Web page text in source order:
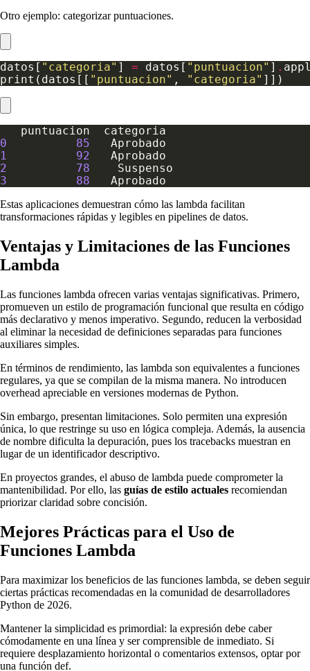
Otro ejemplo: categorizar puntuaciones.
datos[ "categoria" ] = datos[ "puntuacion" ] .
print(datos[[ "puntuacion" , "categoria"
0
85
1
92
2
78
3
88
Estas aplicaciones demuestran cómo las lambda facilitan
transformaciones rápidas y legibles en pipelines de datos.
Ventajas y Limitaciones de las Funciones
Lambda
Las funciones lambda ofrecen varias ventajas significativas. Primero,
promueven un estilo de programación funcional que resulta en código
más declarativo y menos imperativo. Segundo, reducen la verbosidad
al eliminar la necesidad de definiciones separadas para funciones
auxiliares simples.
En términos de rendimiento, las lambda son equivalentes a funciones
regulares, ya que se compilan de la misma manera. No introducen
overhead apreciable en versiones modernas de Python.
Sin embargo, presentan limitaciones. Solo permiten una expresión
única, lo que restringe su uso en lógica compleja. Además, la ausencia
de nombre dificulta la depuración, pues los tracebacks muestran en
lugar de un identificador descriptivo.
En proyectos grandes, el abuso de lambda puede comprometer la
mantenibilidad. Por ello, las guías de estilo actuales recomiendan
priorizar claridad sobre concisión.
Mejores Prácticas para el Uso de
Funciones Lambda
Para maximizar los beneficios de las funciones lambda, se deben seguir
ciertas prácticas recomendadas en la comunidad de desarrolladores
Python de 2026.
Mantener la simplicidad es primordial: la expresión debe caber
cómodamente en una línea y ser comprensible de inmediato. Si
requiere desplazamiento horizontal o comentarios extensos, optar por
una función def.